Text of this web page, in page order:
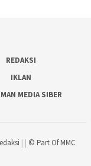
REDAKSI
IKLAN
MEDIA SIBER
| | © Part Of MMC